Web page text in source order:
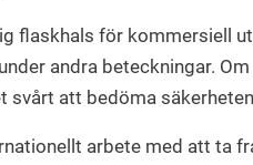
flaskhals för kommersiell
andra beteckningar.
svårt att bedöma
arbete med att ta